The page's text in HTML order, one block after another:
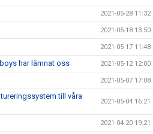
2021-05-28 11:32
2021-05-18 13:50
2021-05-17 11:48
har lämnat oss 2021-05-12 12:00
2021-05-07 17:08
till våra
2021-05-04 16:21
2021-04-20 19:21